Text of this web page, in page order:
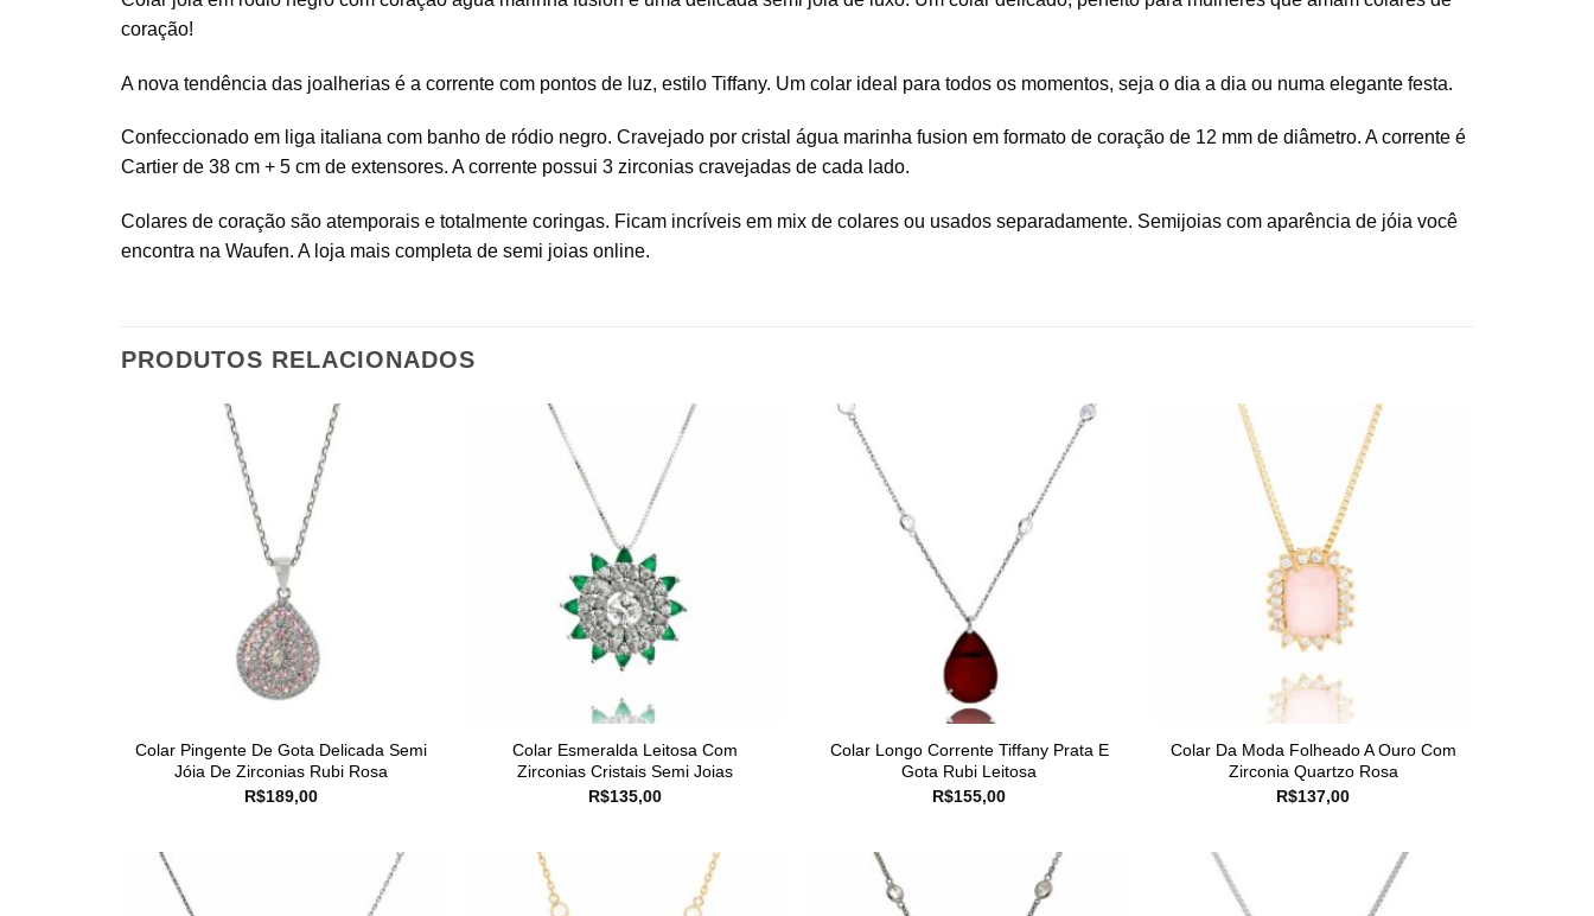
coração!
A nova tendência das joalherias é a corrente com pontos de luz, estilo Tiffany. Um colar ideal para todos os momentos, seja o dia a dia ou numa elegante festa.
Confeccionado em liga italiana com banho de ródio negro. Cravejado por cristal água marinha fusion em formato de coração de 12 mm de diâmetro. A corrente é
Cartier de 38 cm + 5 cm de extensores. A corrente possui 3 zirconias cravejadas de cada lado.
Colares de coração são atemporais e totalmente coringas. Ficam incríveis em mix de colares ou usados separadamente. Semijoias com aparência de jóia você
encontra na Waufen. A loja mais completa de semi joias online.
PRODUTOS RELACIONADOS
Colar Pingente De Gota Delicada Semi
Jóia De Zirconias Rubi Rosa
R$189,00
Colar Esmeralda Leitosa Com
Zirconias Cristais Semi Joias
R$135,00
Colar Longo Corrente Tiffany Prata E
Gota Rubi Leitosa
R$155,00
Colar Da Moda Folheado A Ouro Com
Zirconia Quartzo Rosa
R$137,00